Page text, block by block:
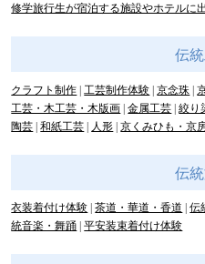
修学旅行生が宿泊する施設やホテルに
伝
クラフト制作 工芸制作体験 京念珠
工芸・木工芸・木版画 金属工芸 絞り
陶芸 和紙工芸 人形 京くみひも・京
伝
衣装着付け体験 茶道・華道・香道 伝
統音楽・舞踊 平安装束着付け体験